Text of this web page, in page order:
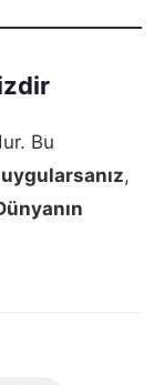
Bu
,